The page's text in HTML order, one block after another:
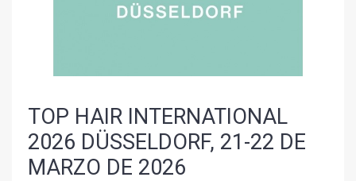
TOP HAIR INTERNATIONAL
2026 DÜSSELDORF, 21-22 DE
MARZO DE 2026